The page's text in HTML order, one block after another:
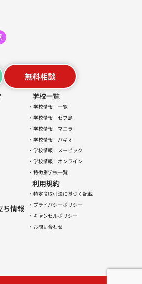
無料相談
学校一覧
・学校情報 一覧
・学校情報 セブ島
・学校情報 マニラ
・学校情報 バギオ
・学校情報 スービック
・学校情報 オンライン
・特徴別学校一覧
ち情報
利用規約
・特定商取引法に基づく記載
・プライバシーポリシー
・キャンセルポリシー
・お問い合わせ